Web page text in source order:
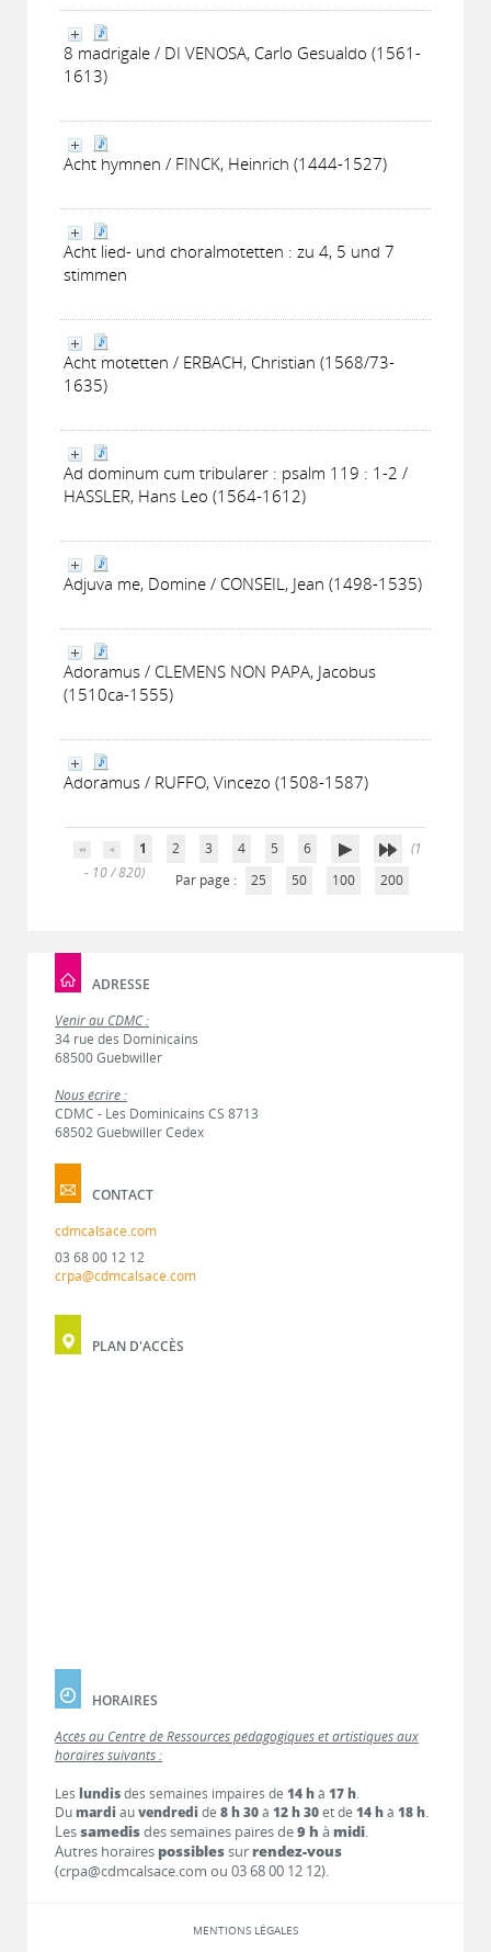
8 madrigale / DI VENOSA, Carlo Gesualdo (1561-
1613)
Acht hymnen / FINCK, Heinrich (1444-1527)
Acht lied- und choralmotetten : zu 4, 5 und 7
stimmen
Acht motetten / ERBACH, Christian (1568/73-
1635)
Ad dominum cum tribularer : psalm 119 : 1-2 /
HASSLER, Hans Leo (1564-1612)
Adjuva me, Domine / CONSEIL, Jean (1498-1535)
Adoramus / CLEMENS NON PAPA, Jacobus
(1510ca-1555)
Adoramus / RUFFO, Vincezo (1508-1587)
1 2 3 4 5 6
(1
- 10 / 820)
Par page : 25 50 100 200
ADRESSE
Venir au CDMC :
34 rue des Dominicains
68500 Guebwiller
Nous écrire :
CDMC - Les Dominicains CS 8713
68502 Guebwiller Cedex
CONTACT
cdmcalsace.com
03 68 00 12 12
crpa@cdmcalsace.com
PLAN D'ACCÈS
HORAIRES
Accès au Centre de Ressources pédagogiques et artistiques aux
horaires suivants :
Les lundisdes semaines impaires de 14 hà 17 h.
Dumardi auvendredi de 8 h 30à 12 h 30et de 14 hà 18 h.
Lessamedisdes semaines paires de9 h à midi.
Autres horaires possiblessur rendez-vous
(crpa@cdmcalsace.com ou 03 68 00 12 12).
MENTIONS LÉGALES